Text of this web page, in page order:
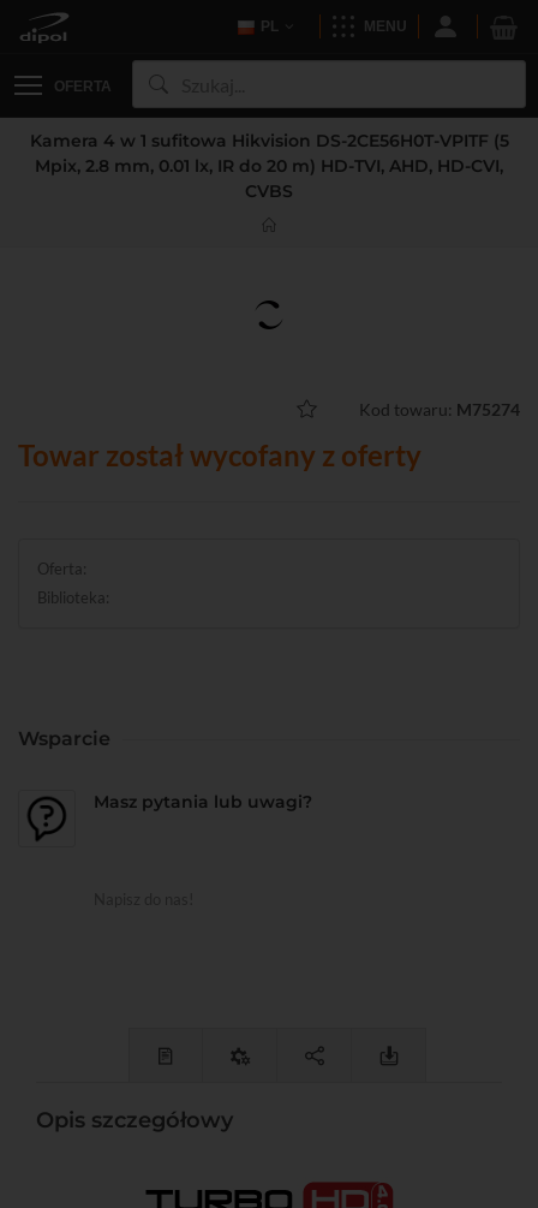
PL MENU
OFERTA
Kamera 4 w 1 sufitowa Hikvision DS-2CE56H0T-VPITF (5
Mpix, 2.8 mm, 0.01 lx, IR do 20 m) HD-TVI, AHD, HD-CVI,
CVBS
Kod towaru: M75274
Towar został wycofany z oferty
Oferta:
Biblioteka:
Wsparcie
Masz pytania lub uwagi?
Opis szczegółowy